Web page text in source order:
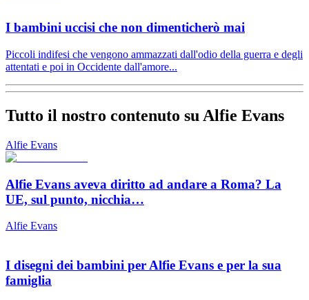
I bambini uccisi che non dimenticherò mai
Piccoli indifesi che vengono ammazzati dall'odio della guerra e degli
attentati e poi in Occidente dall'amore...
Tutto il nostro contenuto su Alfie Evans
Alfie Evans
Alfie Evans aveva diritto ad andare a Roma? La
UE, sul punto, nicchia…
Alfie Evans
I disegni dei bambini per Alfie Evans e per la sua
famiglia